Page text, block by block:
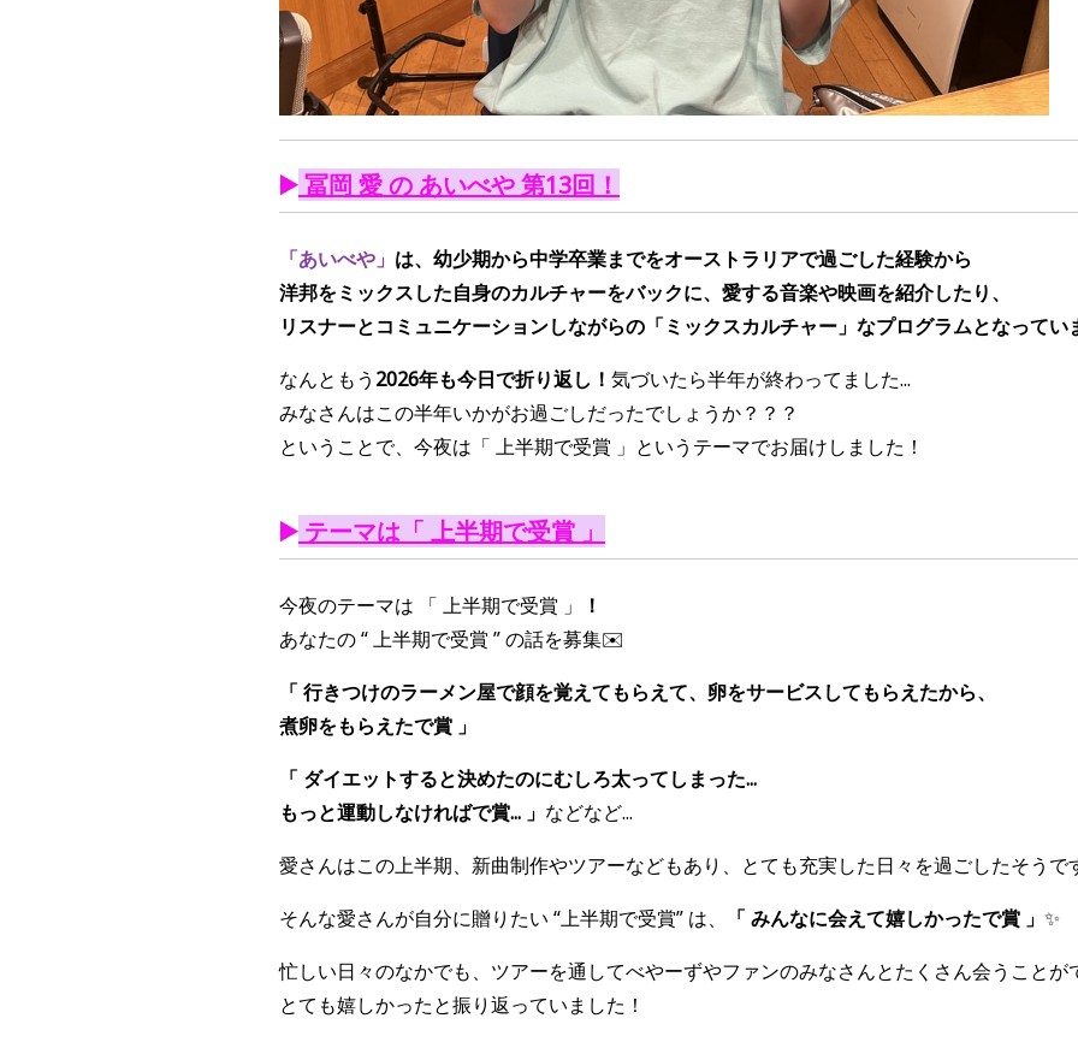
▶️冨岡 愛 の あいべや 第13回！
「あいべや」 は、幼少期から中学卒業までをオーストラリアで過ごした経験から
洋邦をミックスした自身のカルチャーをバックに、愛する音楽や映画を紹介したり、
リスナーとコミュニケーションしながらの「ミックスカルチャー」なプログラムとなってい
なんともう 2026年も今日で折り返し！ 気づいたら半年が終わってました...
みなさんはこの半年いかがお過ごしだったでしょうか？？？
ということで、今夜は「 上半期で受賞 」というテーマでお届けしました！
▶️ テーマは「 上半期で受賞 」
今夜のテーマは 「 上半期で受賞 」
！
あなたの “ 上半期で受賞 ” の話を募集✉️
「 行きつけのラーメン屋で顔を覚えてもらえて、卵をサービスしてもらえたから、
煮卵をもらえたで賞 」
「 ダイエットすると決めたのにむしろ太ってしまった...
もっと運動しなければで賞... 」 などなど...
愛さんはこの上半期、新曲制作やツアーなどもあり、とても充実した日々を過ごしたそうで
そんな愛さんが自分に贈りたい “上半期で受賞” は、
「 みんなに会えて嬉しかったで賞 」 ✨
忙しい日々のなかでも、ツアーを通してべやーずやファンのみなさんとたくさん会うことが
とても嬉しかったと振り返っていました！